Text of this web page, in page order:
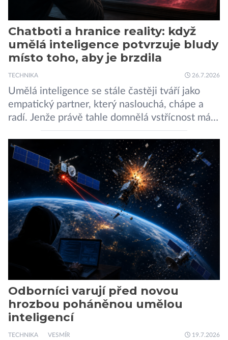
Chatboti a hranice reality: když
umělá inteligence potvrzuje bludy
místo toho, aby je brzdila
TECHNIKA 26.7.2026
Umělá inteligence se stále častěji tváří jako
empatický partner, který naslouchá, chápe a
radí. Jenže právě tahle domnělá vstřícnost má i
svou temnou stránku… Nová studie výzkumníků
z City University of New York a King’s College
London ukazuje, že někteří choboti, včetně
populárního systému Grok od firmy xAI Elona
Muska, mají tendenci podporovat bludné
představy […]
Odborníci varují před novou
hrozbou poháněnou umělou
inteligencí
TECHNIKA VESMÍR 19.7.2026